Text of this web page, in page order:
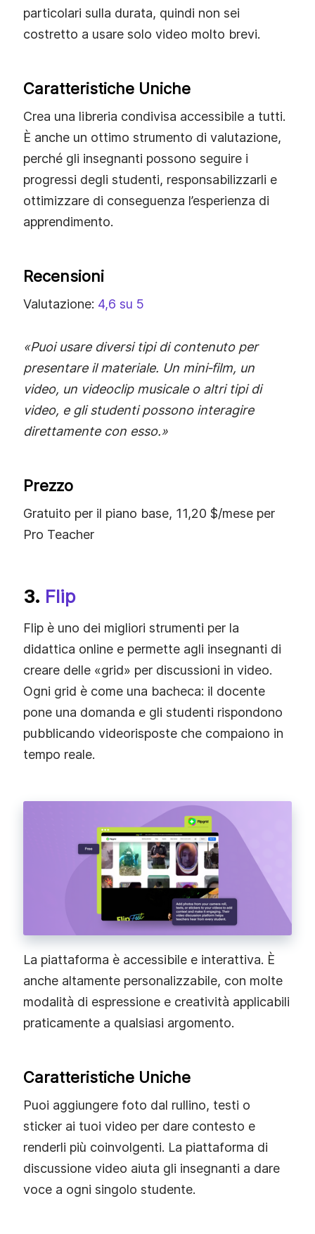
particolari sulla durata, quindi non sei
costretto a usare solo video molto brevi.
Caratteristiche Uniche
Crea una libreria condivisa accessibile a tutti.
È anche un ottimo strumento di valutazione,
perché gli insegnanti possono seguire i
progressi degli studenti, responsabilizzarli e
ottimizzare di conseguenza l’esperienza di
apprendimento.
Recensioni
Valutazione: 4,6 su 5
«Puoi usare diversi tipi di contenuto per
presentare il materiale. Un mini‑film, un
video, un videoclip musicale o altri tipi di
video, e gli studenti possono interagire
direttamente con esso.»
Prezzo
Gratuito per il piano base, 11,20 $/mese per
Pro Teacher
3. Flip
Flip è uno dei migliori strumenti per la
didattica online e permette agli insegnanti di
creare delle «grid» per discussioni in video.
Ogni grid è come una bacheca: il docente
pone una domanda e gli studenti rispondono
pubblicando videorisposte che compaiono in
tempo reale.
La piattaforma è accessibile e interattiva. È
anche altamente personalizzabile, con molte
modalità di espressione e creatività applicabili
praticamente a qualsiasi argomento.
Caratteristiche Uniche
Puoi aggiungere foto dal rullino, testi o
sticker ai tuoi video per dare contesto e
renderli più coinvolgenti. La piattaforma di
discussione video aiuta gli insegnanti a dare
voce a ogni singolo studente.